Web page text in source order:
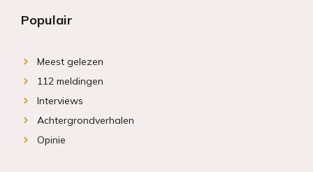
Populair
Meest gelezen
112 meldingen
Interviews
Achtergrondverhalen
Opinie